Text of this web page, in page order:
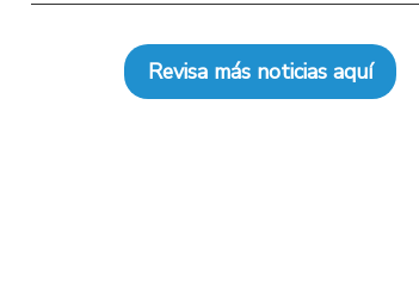
Revisa más noticias aquí